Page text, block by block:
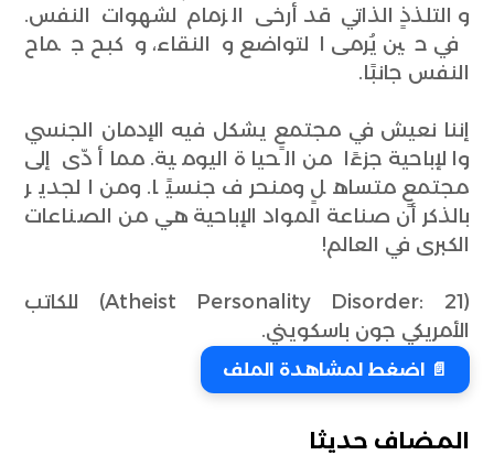
والتلذذٍ الذاتي قد أرخى الزمام لشهوات النفس.
في حين يُرمى التواضع والنقاء، وكبح جماح
النفس جانبًا.
إننا نعيش في مجتمعٍ يشكل فيه الإدمان الجنسي
والإباحية جزءًا من الحياة اليومية. مما أدّى إلى
مجتمعٍ متساهلٍ ومنحرف جنسيًا. ومن الجدير
بالذكر أن صناعة المواد الإباحية هي من الصناعات
الكبرى في العالم!
(Atheist Personality Disorder: 21) للكاتب
الأمريكي جون باسكويني.
📄 اضغط لمشاهدة الملف
المضاف حديثا